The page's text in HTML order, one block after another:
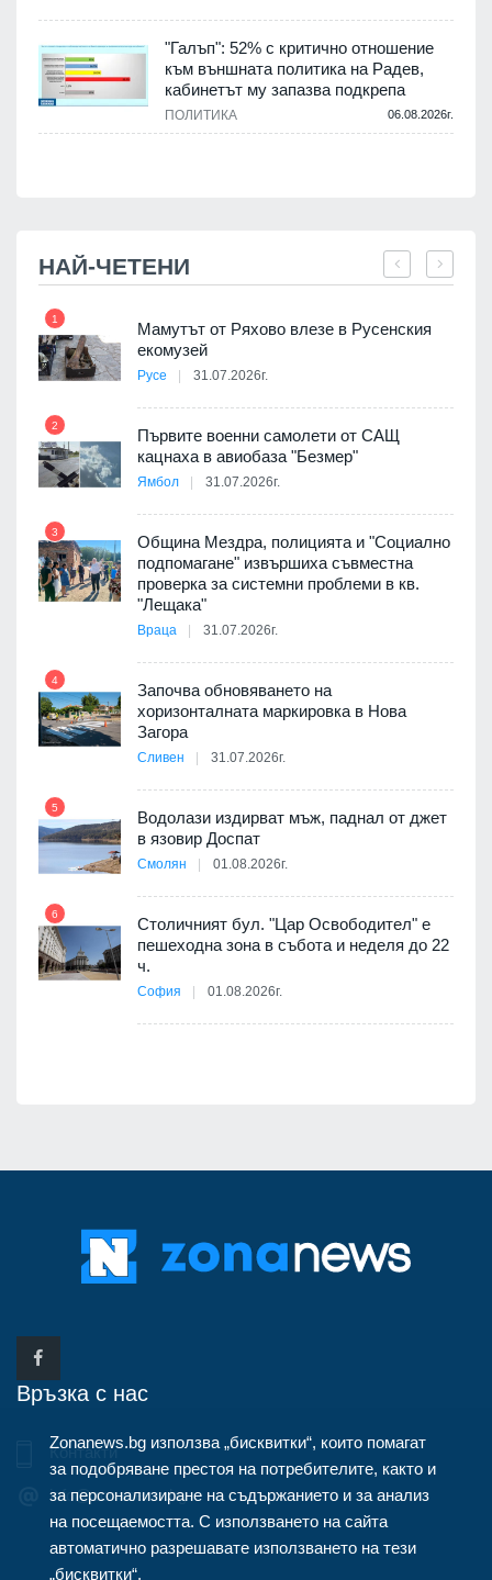
"Галъп": 52% с критично отношение
към външната политика на Радев,
кабинетът му запазва подкрепа
ПОЛИТИКА 06.08.2026г.
НАЙ-ЧЕТЕНИ
1
Мамутът от Ряхово влезе в Русенския
екомузей
Русе 31.07.2026г.
2
Първите военни самолети от САЩ
кацнаха в авиобаза "Безмер"
Ямбол 31.07.2026г.
3
Община Мездра, полицията и "Социално
подпомагане" извършиха съвместна
проверка за системни проблеми в кв.
"Лещака"
Враца 31.07.2026г.
4
Започва обновяването на
хоризонталната маркировка в Нова
Загора
Сливен 31.07.2026г.
5
Водолази издирват мъж, паднал от джет
в язовир Доспат
Смолян 01.08.2026г.
6
Столичният бул. "Цар Освободител" е
пешеходна зона в събота и неделя до 22
ч.
София 01.08.2026г.
Връзка с нас
Контакти
info@zonanews.bg
Zonanews.bg използва „бисквитки“, които помагат
за подобряване престоя на потребителите, както и
за персонализиране на съдържанието и за анализ
на посещаемостта. С използването на сайта
автоматично разрешавате използването на тези
„бисквитки“.